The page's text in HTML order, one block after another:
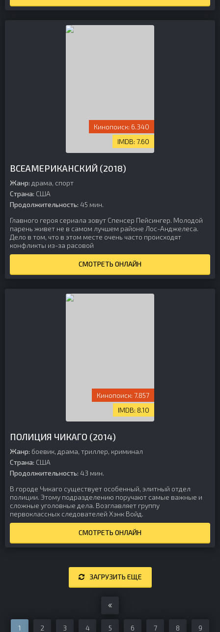
6.340
7.60
ВСЕАМЕРИКАНСКИЙ (2018)
Жанр: драма, спорт
Страна: США
Продолжительность: 45 мин.
Главного героя сериала зовут Спенсер Пейсингер. Молодой
парень живет не в самом лучшем районе Лос-Анджелеса.
Дело в том, что в этом месте очень часто происходят
конфликты из-за расовой
СМОТРЕТЬ ОНЛАЙН
7.857
8.10
ПОЛИЦИЯ ЧИКАГО (2014)
Жанр: боевик, драма, триллер, криминал
Страна: США
Продолжительность: 43 мин.
В городе Чикаго существует особенный, элитный отдел
полиции. Этому подразделению поручают самые важные и
сложные уголовные дела. Возглавляет группу
первоклассных следователей Хэнк Войд.
СМОТРЕТЬ ОНЛАЙН
ЗАГРУЗИТЬ ЕЩЕ
1 2 3 4 5 6 7 8 9